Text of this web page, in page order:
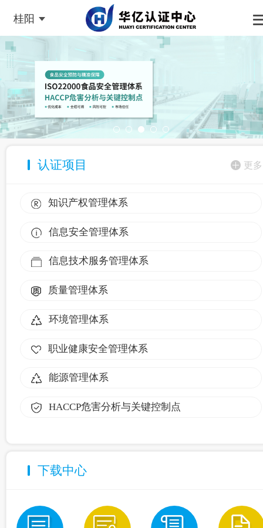
桂阳
认证项目 更多
知识产权管理体系
信息安全管理体系
信息技术服务管理体系
质量管理体系
环境管理体系
职业健康安全管理体系
能源管理体系
HACCP危害分析与关键控制点
下载中心